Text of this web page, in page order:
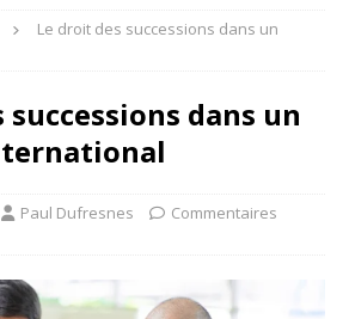
Le droit des successions dans un
dans un
Paul Dufresnes
Commentaires